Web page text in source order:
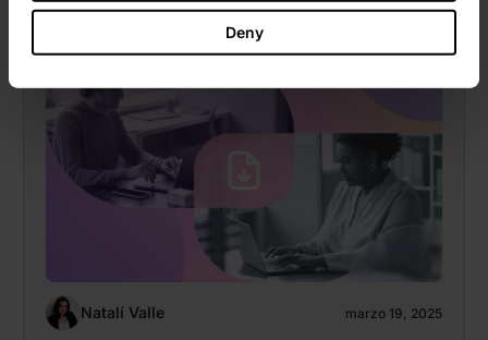
Deny
e altri ancora
Natalí Valle marzo 19, 2025